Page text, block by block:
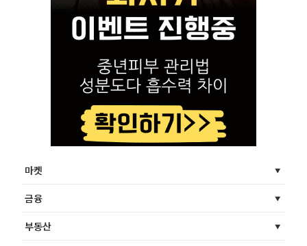
마켓
금융
부동산